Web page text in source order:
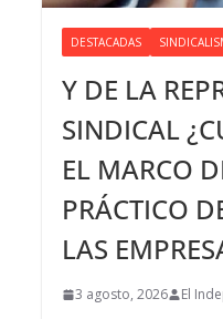
DESTACADAS
Y DE LA
SINDICAL
EL MARCO
PRÁCTICO
LAS
3 agosto, 2026 El